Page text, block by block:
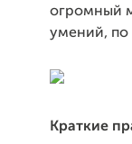
огромный
умений, по
Краткие